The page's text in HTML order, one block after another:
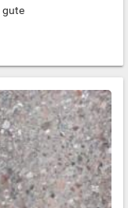
gute